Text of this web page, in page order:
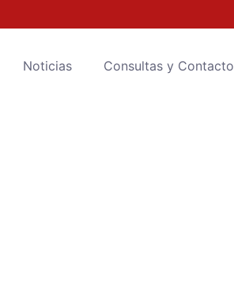
Noticias Consultas y Contacto